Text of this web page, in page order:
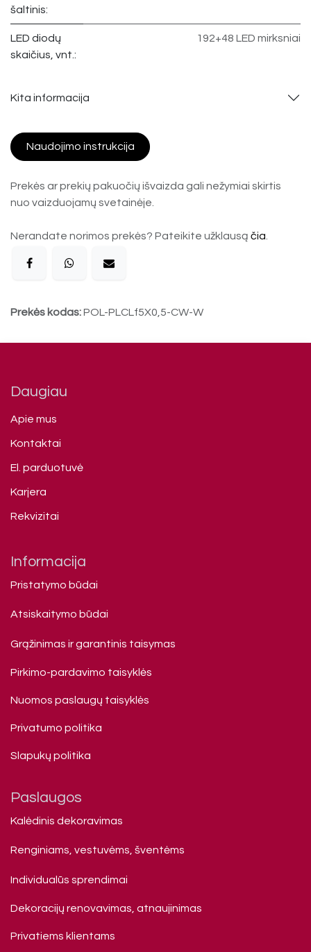
šaltinis:
LED diodų
skaičius, vnt.:
192+48 LED mirksniai
Kita informacija
Naudojimo instrukcija
Prekės ar prekių pakuočių išvaizda gali nežymiai skirtis
nuo vaizduojamų svetainėje.
Nerandate norimos prekės? Pateikite užklausą čia
Prekės kodas:POL-PLCLf5X0,5-CW-W
Daugiau
Apie mus
Kontaktai
El. parduotuvė
Karjera
Rekvizitai
Informacija
Pristatymo būdai
Atsiskaitymo būdai
Grąžinimas ir garantinis taisymas
Pirkimo-pardavimo taisyklės
Nuomos paslaugų taisyklės
Privatumo politika
Slapukų politika
Paslaugos
Kalėdinis dekoravimas
Renginiams, vestuvėms, šventėms
Individualūs sprendimai
Dekoracijų renovavimas, atnaujinimas
Privatiems klienta​ms